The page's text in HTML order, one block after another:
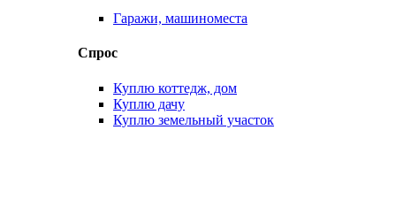
Гаражи, машиноместа
Спрос
Куплю коттедж, дом
Куплю дачу
Куплю земельный участок